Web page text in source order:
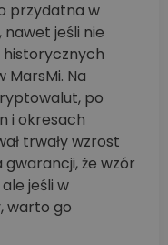
przydatna w
jeśli nie
Na
po
i okresach
trwały wzrost
że wzór
jeśli w
warto go